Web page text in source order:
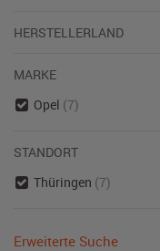
HERSTELLERLAND
MARKE
Opel (7)
STANDORT
Thüringen (7)
Erweiterte Suche